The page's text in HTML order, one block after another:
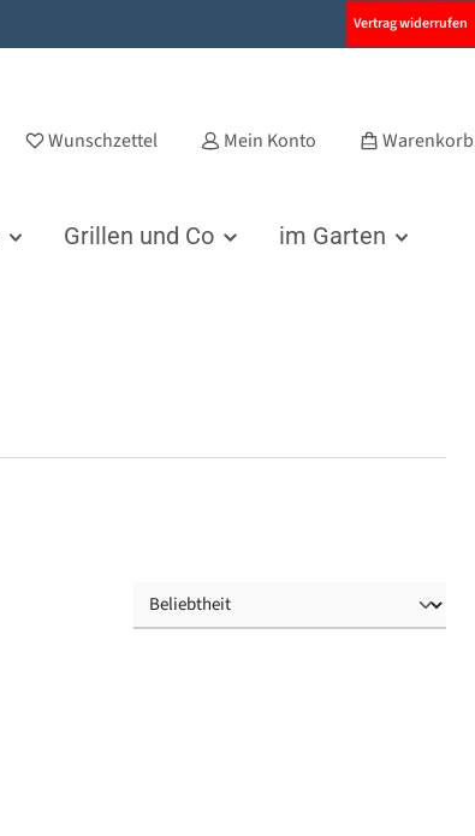
Vertrag widerrufen
Wunschzettel Mein Konto Warenkorb
Grillen und Co im Garten